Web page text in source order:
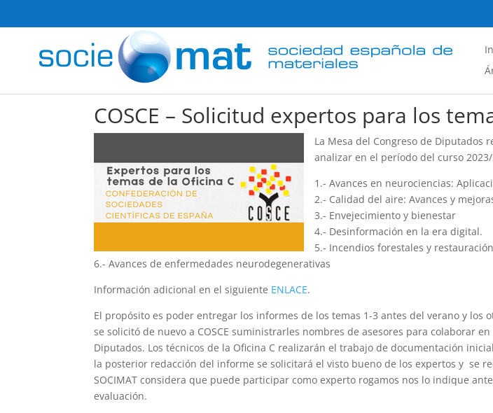
COSCE – Solicitud expertos para los
La Mesa del Congreso de Diputados
analizar en el período del curso
1.- Avances en neurociencias:
2.- Calidad del aire: Avances y
3.- Envejecimiento y bienestar
4.- Desinformación en la era digital.
5.- Incendios forestales y
6.- Avances de enfermedades neurodegenerativas
Información adicional en el siguiente ENLACE.
El propósito es poder entregar los informes de los temas 1-3 antes del verano y
se solicitó de nuevo a COSCE suministrarles nombres de asesores para colaborar
Diputados. Los técnicos de la Oficina C realizarán el trabajo de documentación
la posterior redacción del informe se solicitará el visto bueno de los expertos y se
SOCIMAT considera que puede participar como experto rogamos nos lo indique
evaluación.